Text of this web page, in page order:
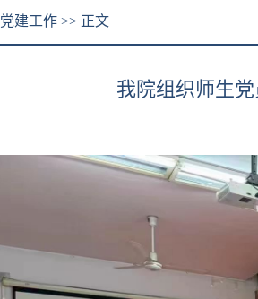
党建工作>> 正文
我院组织师生